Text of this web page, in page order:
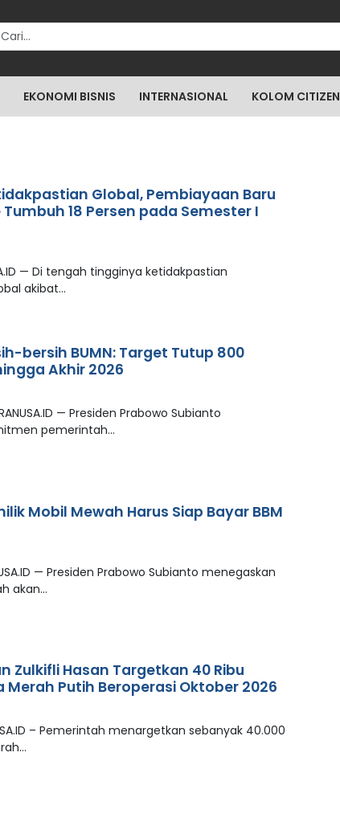
for:
EKONOMI BISNIS INTERNASIONAL KOLOM CITIZEN
Global, Pembiayaan Baru
18 Persen pada Semester I
— Di tengah tingginya ketidakpastian
akibat…
bersih BUMN: Target Tutup 800
Akhir 2026
— Presiden Prabowo Subianto
pemerintah…
Mobil Mewah Harus Siap Bayar BBM
— Presiden Prabowo Subianto menegaskan
akan…
Zulkifli Hasan Targetkan 40 Ribu
Merah Putih Beroperasi Oktober 2026
– Pemerintah menargetkan sebanyak 40.000